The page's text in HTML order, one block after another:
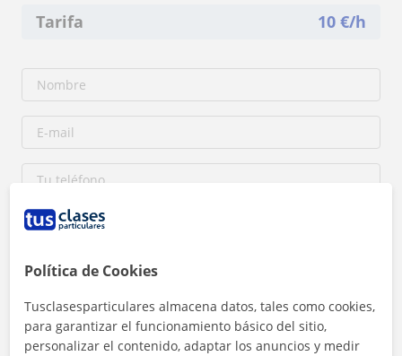
Tarifa 10 €/h
Al hacer clic, aceptas nuestroaviso legaly deprivacidad
Política de Cookies
Tusclasesparticulares almacena datos, tales como cookies,
para garantizar el funcionamiento básico del sitio,
personalizar el contenido, adaptar los anuncios y medir